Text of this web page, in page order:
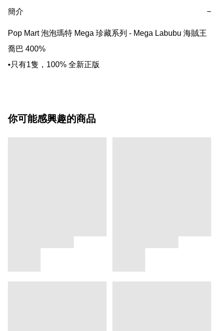
簡介 −
Pop Mart 泡泡瑪特 Mega 珍藏系列 - Mega Labubu 海賊王
喬巴 400%
•只有1隻，100% 全新正版
你可能感興趣的商品